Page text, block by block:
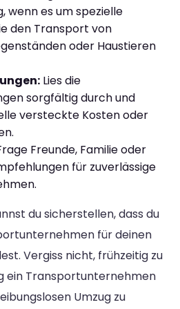
wenn es um spezielle
den Transport von
oder Haustieren
Lies die
sorgfältig durch und
versteckte Kosten oder
Freunde, Familie oder
für zuverlässige
du sicherstellen, dass du
für deinen
Vergiss nicht, frühzeitig zu
ein Transportunternehmen
Umzug zu